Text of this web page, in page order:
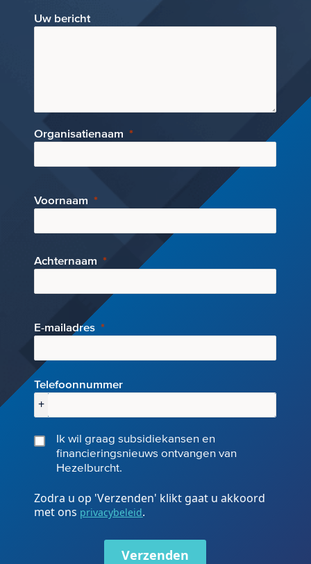
Uw bericht
Organisatienaam
Voornaam
Achternaam
E-mailadres
Telefoonnummer
+
Ik wil graag subsidiekansen en
financieringsnieuws ontvangen van
Hezelburcht.
Zodra u op 'Verzenden' klikt gaat u akkoord
met ons privacybeleid.
Verzenden